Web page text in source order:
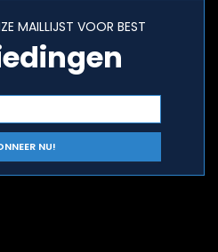
MAILLIJST VOOR BEST